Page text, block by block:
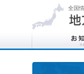
全国